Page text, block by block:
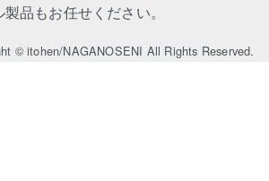
品もお任せください。
© itohen/NAGANOSENI All Rights Reserved.